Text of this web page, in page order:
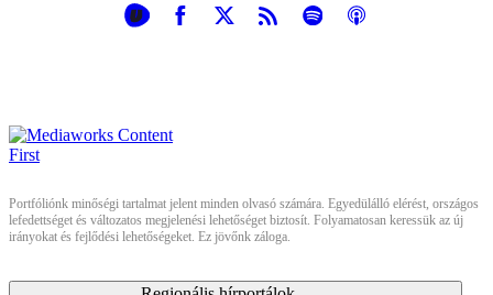
Portfóliónk minőségi tartalmat jelent minden olvasó számára. Egyedülálló elérést, országos
lefedettséget és változatos megjelenési lehetőséget biztosít. Folyamatosan keressük az új
irányokat és fejlődési lehetőségeket. Ez jövőnk záloga.